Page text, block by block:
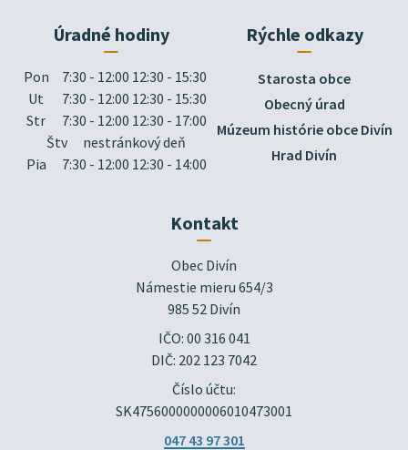
Úradné hodiny
Pon
7:30 - 12:00 12:30 - 15:30
Ut
7:30 - 12:00 12:30 - 15:30
Str
7:30 - 12:00 12:30 - 17:00
Štv
nestránkový deň
Pia
7:30 - 12:00 12:30 - 14:00
Rýchle odkazy
Starosta obce
Obecný úrad
Múzeum histórie obce Divín
Hrad Divín
Kontakt
Obec Divín
Námestie mieru 654/3
985 52 Divín
IČO: 00 316 041
DIČ: 202 123 7042
Číslo účtu:
SK4756000000006010473001
047 43 97 301